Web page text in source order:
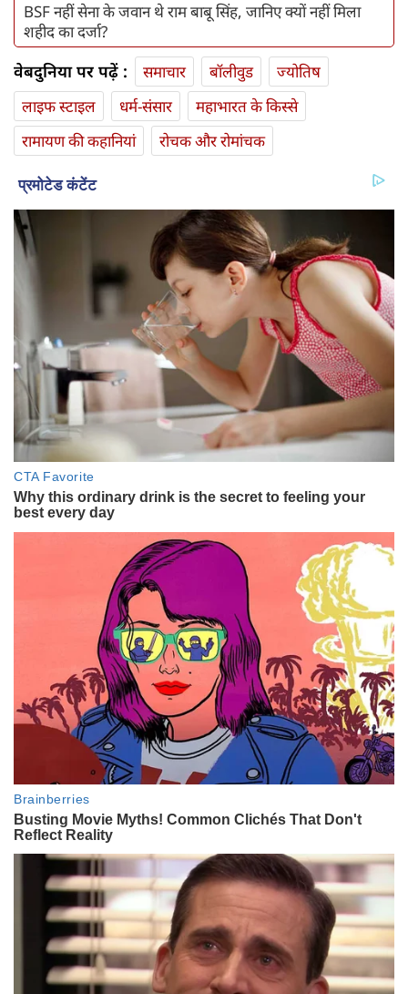
BSF नहीं सेना के जवान थे राम बाबू सिंह, जानिए क्यों नहीं मिला
शहीद का दर्जा?
वेबदुनिया पर पढ़ें : समाचार बॉलीवुड
ज्योतिष
लाइफ स्‍टाइल
धर्म-संसार
महाभारत के किस्से
रामायण की कहानियां
रोचक और रोमांचक